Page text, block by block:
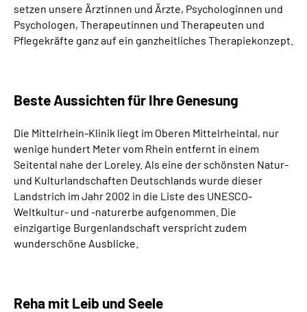
Language
Leichte Sprache
Mein Kundenportal
setzen unsere Ärztinnen und Ärzte, Psychologinnen und
Psychologen, Therapeutinnen und Therapeuten und
Pflegekräfte ganz auf ein ganzheitliches Therapiekonzept.
Beste Aussichten für Ihre Genesung
Die Mittelrhein-Klinik liegt im Oberen Mittelrheintal, nur
wenige hundert Meter vom Rhein entfernt in einem
Seitental nahe der Loreley. Als eine der schönsten Natur-
und Kulturlandschaften Deutschlands wurde dieser
Landstrich im Jahr 2002 in die Liste des UNESCO-
Weltkultur- und -naturerbe aufgenommen. Die
einzigartige Burgenlandschaft verspricht zudem
wunderschöne Ausblicke.
Reha mit Leib und Seele